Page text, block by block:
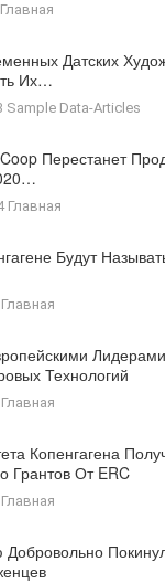
Главная
Датских
Их…
Sample Data-Articles
Перестанет
Главная
Будут
Главная
Технологий
Главная
Копенгагена
Грантов От ERC
Главная